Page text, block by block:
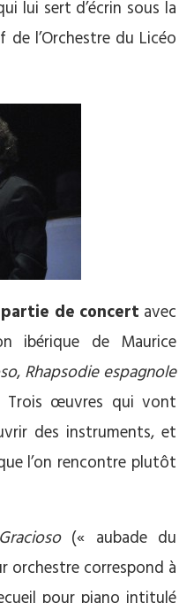
lui sert d’écrin sous la
l’Orchestre du Licéo
de concert avec
ibérique de Maurice
, Rhapsodie espagnole
Trois œuvres qui vont
des instruments, et
l’on rencontre plutôt
(« aubade du
orchestre correspond à